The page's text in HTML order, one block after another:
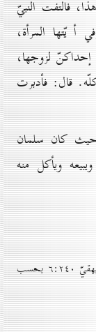
فالتفت النبيّ
أ يّتها المرأة،
لزوجها،
قال: فأدبرت
كان سلمان
ويأكل منه
(۱) شعب الإيمان لأبي بكر أحمد بن الحسين البيهقيّ ٦:۲٤٠ بحسب